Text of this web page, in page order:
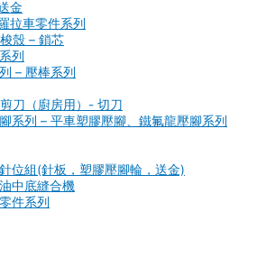
金
拉車零件系列
殼 – 鎖芯
列
– 壓棒系列
刀（廚房用）- 切刀
系列 – 平車塑膠壓腳、鐵氟龍壓腳系列
位組(針板，塑膠壓腳輪，送金)
中底縫合機
件系列